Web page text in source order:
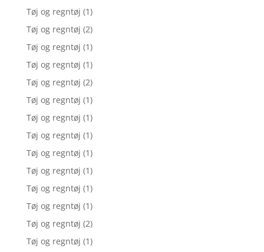
Tøj og regntøj (1)
Tøj og regntøj (2)
Tøj og regntøj (1)
Tøj og regntøj (1)
Tøj og regntøj (2)
Tøj og regntøj (1)
Tøj og regntøj (1)
Tøj og regntøj (1)
Tøj og regntøj (1)
Tøj og regntøj (1)
Tøj og regntøj (1)
Tøj og regntøj (1)
Tøj og regntøj (2)
Tøj og regntøj (1)